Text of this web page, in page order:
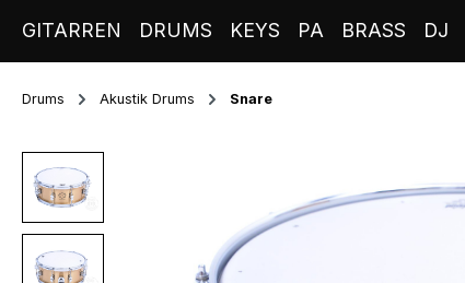
GITARREN DRUMS KEYS PA BRASS DJ
Drums Akustik Drums Snare
Bildergalerie überspringen